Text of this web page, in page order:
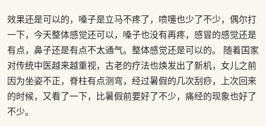
效果还是可以的，嗓子是立马不疼了，喷嚏也少了不少，偶尔打
一下，今天整体感觉还可以，嗓子也没有再疼，感冒的感觉还是
有点，鼻子还是有点不太通气。整体感觉还是可以的。 随着国家
对传统中医越来越重视，古老的疗法也焕发出了新机，女儿之前
因为坐姿不正，脊柱有点测弯，经过暑假的几次刮痧，上次回来
的时候，又看了一下，比暑假前要好了不少，痛经的现象也好了
不少。